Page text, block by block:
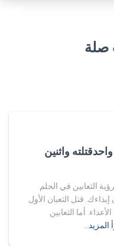
صلة
واثنين
الثعابين في الحلم
قتل الثعبان الأول
أما الثعابين
المزيد…